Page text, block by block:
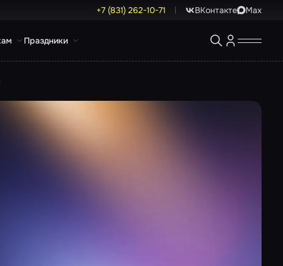
+7 (831) 262-10-71 ВКонтакте Max
Праздники